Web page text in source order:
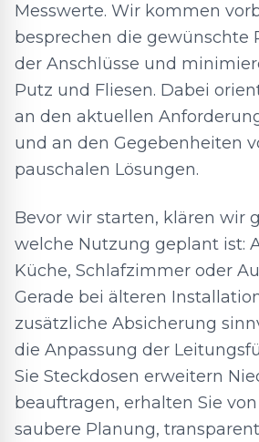
Messwerte. Wir kommen
besprechen die gewünschte
der Anschlüsse und
Putz und Fliesen. Dabei
an den aktuellen
und an den Gegebenheiten
pauschalen Lösungen.
Bevor wir starten, klären wir
welche Nutzung geplant ist:
Küche, Schlafzimmer oder
Gerade bei älteren
zusätzliche Absicherung
die Anpassung der
Sie Steckdosen erweitern
beauftragen, erhalten Sie
saubere Planung,